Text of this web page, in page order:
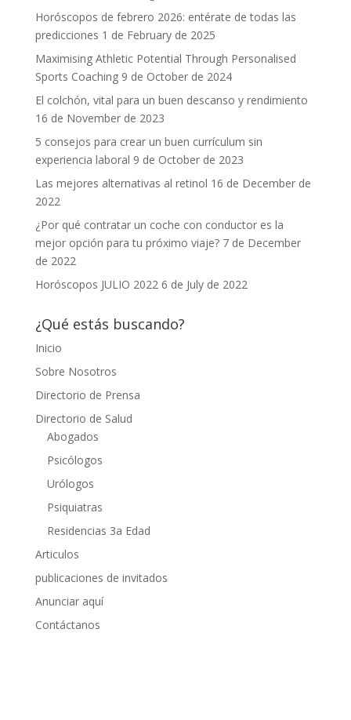
Horóscopos de febrero 2026: entérate de todas las
predicciones 1 de February de 2025
Maximising Athletic Potential Through Personalised
Sports Coaching 9 de October de 2024
El colchón, vital para un buen descanso y rendimiento
16 de November de 2023
5 consejos para crear un buen currículum sin
experiencia laboral 9 de October de 2023
Las mejores alternativas al retinol 16 de December de
2022
¿Por qué contratar un coche con conductor es la
mejor opción para tu próximo viaje? 7 de December
de 2022
Horóscopos JULIO 2022 6 de July de 2022
¿Qué estás buscando?
Inicio
Sobre Nosotros
Directorio de Prensa
Directorio de Salud
Abogados
Psicólogos
Urólogos
Psiquiatras
Residencias 3a Edad
Articulos
publicaciones de invitados
Anunciar aquí
Contáctanos